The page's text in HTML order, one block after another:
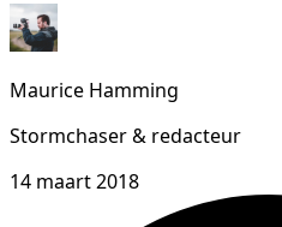
Maurice Hamming
Stormchaser & redacteur
14 maart 2018